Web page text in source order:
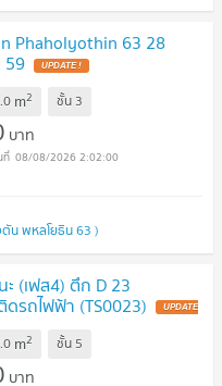
Phaholyothin 63 28
59 UPDATE !
m2 ชั้น 3
บาท
08/08/2026 2:02:00
น พหลโยธิน 63 )
(เฟส4) ตึก D 23
รถไฟฟ้า (TS0023) UPDATE
m2 ชั้น 5
บาท